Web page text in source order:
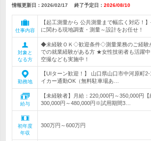
情報更新日：2026/02/17 終了予定日： 2026/08/10
仕事内容
【起工測量から 公共測量まで幅広く対応！
に関わる現地調査・測量～設計をお任せ！
対象と
なる方
◆未経験ＯＫ◇歓迎条件◇測量業務のご経験
での就業経験がある方 ★女性技術者も活躍
空撮なども実施中！
勤務地
【UIターン歓迎！】 山口県山口市中河原町
イカー通勤OK（無料駐車場あ…
給与
【未経験者】月給：220,000円～350,000円
300,000円～480,000円※試用期間3…
初年度
年収
300万円～600万円